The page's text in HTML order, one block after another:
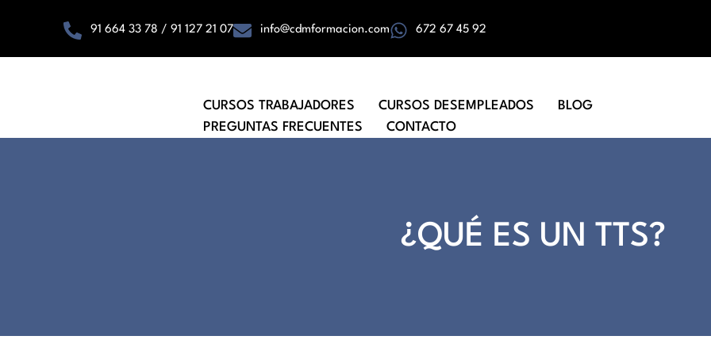
91 664 33 78 / 91 127 21 07 info@cdmformacion.com 672 67 45 92
CURSOS TRABAJADORES CURSOS DESEMPLEADOS
BLOG
PREGUNTAS FRECUENTES
CONTACTO
¿QUÉ ES UN TTS?